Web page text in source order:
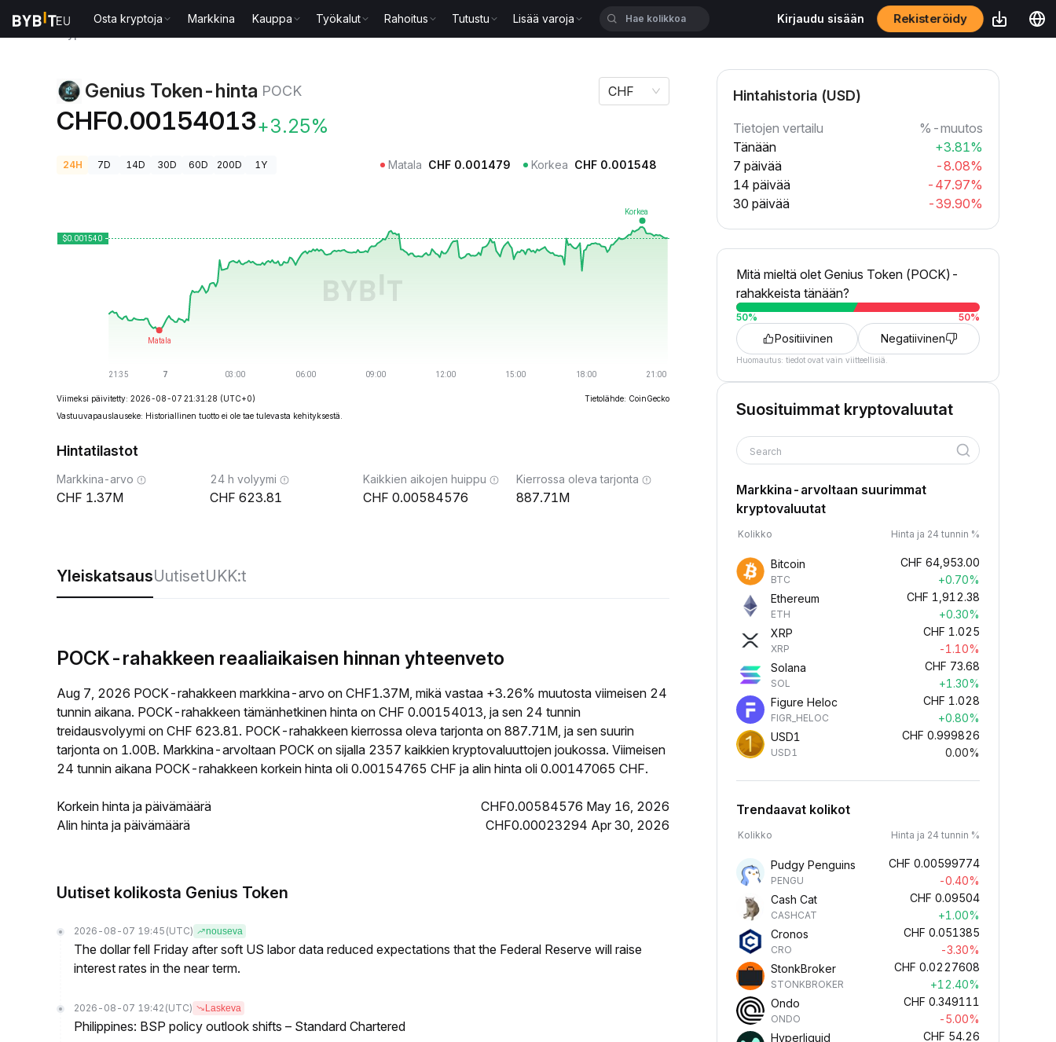
Osta kryptoja Markkina Kauppa Työkalut Rahoitus Tutustu Lisää varoja Kirjaudu sisään Rekisteröidy
Genius Token-hinta POCK
CHF0.00154013+3.25%
CHF
24H 7D 14D 30D 60D 200D 1Y Matala CHF 0.001479 Korkea CHF 0.001548
Viimeksi päivitetty: 2026-08-07 21:31:28 (UTC+0)
Tietolähde: CoinGecko
Vastuuvapauslauseke: Historiallinen tuotto ei ole tae tulevasta kehityksestä.
Hintatilastot
Markkina-arvo
1.37M
24 h volyymi
623.81
Kaikkien aikojen huippu
0.00584576
Kierrossa oleva tarjonta
887.71M
YleiskatsausUutisetUKK:t
POCK-rahakkeen reaaliaikaisen hinnan yhteenveto
Aug 7, 2026 POCK-rahakkeen markkina-arvo on CHF1.37M, mikä vastaa +3.26% muutosta viimeisen 24
tunnin aikana. POCK-rahakkeen tämänhetkinen hinta on CHF 0.00154013, ja sen 24 tunnin
treidausvolyymi on CHF 623.81. POCK-rahakkeen kierrossa oleva tarjonta on 887.71M, ja sen suurin
tarjonta on 1.00B. Markkina-arvoltaan POCK on sijalla 2357 kaikkien kryptovaluuttojen joukossa. Viimeisen
24 tunnin aikana POCK-rahakkeen korkein hinta oli 0.00154765 CHF ja alin hinta oli 0.00147065 CHF.
Korkein hinta ja päivämäärä
CHF0.00584576 May 16, 2026
Alin hinta ja päivämäärä
CHF0.00023294 Apr 30, 2026
Uutiset kolikosta Genius Token
2026-08-07 19:45 (UTC) nouseva
The dollar fell Friday after soft US labor data reduced expectations that the Federal Reserve will raise
interest rates in the near term.
2026-08-07 19:42 (UTC) Laskeva
Philippines: BSP policy outlook shifts – Standard Chartered
Hintahistoria (USD)
Tietojen vertailu
%-muutos
Tänään
+3.81%
7 päivää
-8.08%
14 päivää
-47.97%
30 päivää
-39.90%
Mitä mieltä olet Genius Token (POCK)-
rahakkeista tänään?
50% 50%
Positiivinen Negatiivinen
Huomautus: tiedot ovat vain viitteellisiä.
Suosituimmat kryptovaluutat
Search
Markkina-arvoltaan suurimmat
kryptovaluutat
Kolikko Hinta ja 24 tunnin %
Bitcoin
BTC
CHF 64,953.00
+0.70%
Ethereum
ETH
CHF 1,912.38
+0.30%
XRP
XRP
CHF 1.025
-1.10%
Solana
SOL
CHF 73.68
+1.30%
Figure Heloc
FIGR_HELOC
CHF 1.028
+0.80%
USD1
USD1
CHF 0.999826
0.00%
Trendaavat kolikot
Kolikko Hinta ja 24 tunnin %
Pudgy Penguins
PENGU
CHF 0.00599774
-0.40%
Cash Cat
CASHCAT
CHF 0.09504
+1.00%
Cronos
CRO
CHF 0.051385
-3.30%
StonkBroker
STONKBROKER
CHF 0.0227608
+12.40%
Ondo
ONDO
CHF 0.349111
-5.00%
Hyperliquid
CHF 54.26